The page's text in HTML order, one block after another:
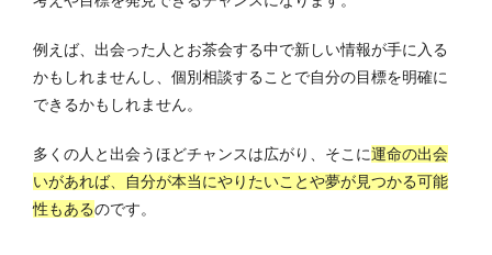
例えば、出会った人とお茶会する中で新しい情報が手に入る
かもしれませんし、個別相談することで自分の目標を明確に
できるかもしれません。
多くの人と出会うほどチャンスは広がり、そこに運命の出会
いがあれば、自分が本当にやりたいことや夢が見つかる可能
性もあるのです。